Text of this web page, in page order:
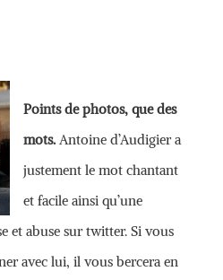
Points de photos, que des
mots.Antoine d’Audigier a
justement le mot chantant
et facile ainsi qu’une
et abuse sur twitter. Si vous
avec lui, il vous bercera en